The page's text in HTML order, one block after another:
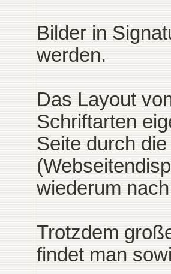
Bilder in
werden.
Das Layout
Schriftarten
Seite durch
wiederum
Trotzdem
findet man